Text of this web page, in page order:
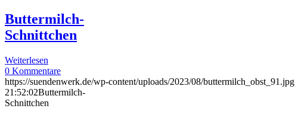
Buttermilch-
Schnittchen
Weiterlesen
0 Kommentare
https://suendenwerk.de/wp-content/uploads/2023/08/buttermilch_obst_91.jpg
21:52:02Buttermilch-
Schnittchen